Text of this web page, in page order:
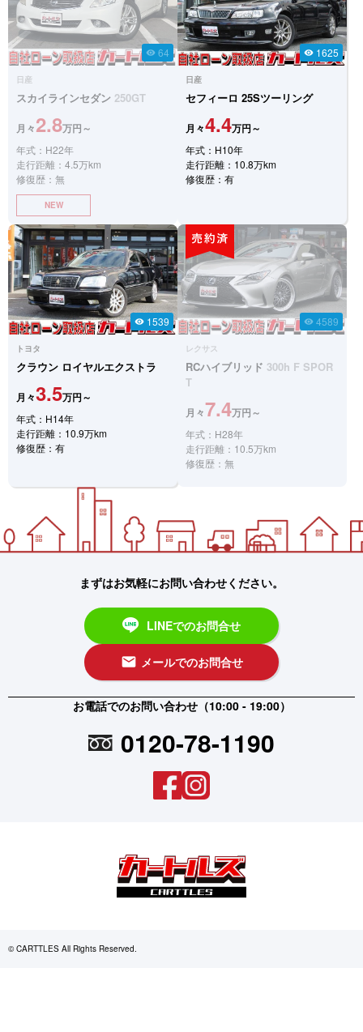
visibility 64
日産
スカイラインセダン 250GT
月々2.8万円～
年式：H22年
走行距離：4.5万km
修復歴：無
NEW
visibility 1625
日産
セフィーロ 25Sツーリング
月々4.4万円～
年式：H10年
走行距離：10.8万km
修復歴：有
visibility 1539
トヨタ
クラウン ロイヤルエクストラ
月々3.5万円～
年式：H14年
走行距離：10.9万km
修復歴：有
visibility 4589
レクサス
RCハイブリッド 300h F SPOR
T
月々7.4万円～
年式：H28年
走行距離：10.5万km
修復歴：無
まずはお気軽にお問い合わせください。
LINEでのお問合せ
email メールでのお問合せ
お電話でのお問い合わせ（10:00 - 19:00）
0120-78-1190
© CARTTLES All Rights Reserved.